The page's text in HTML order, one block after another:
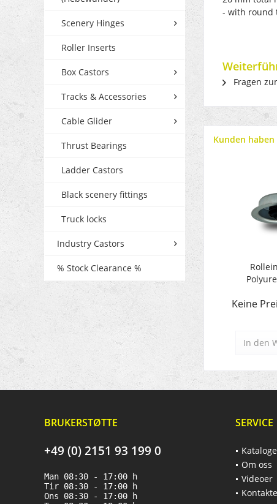
Scenery Hinges
Roller Inserts
Box Castors
Tracks & Accessories
Cable Glider
Thrust Bearings
Ladder Castors
Black scenery fittings
Truck locks
Industry Castors
% Stock Clearance %
- with round
Fragen
Kunden
Keine
In den
BRUKERSTØTTE
+49 (0) 2151 93 199 0
Man 08:30 - 17:00 h
Tir 08:30 - 17:00 h
Ons 08:30 - 17:00 h
SERVICE
Om oss
Videoer